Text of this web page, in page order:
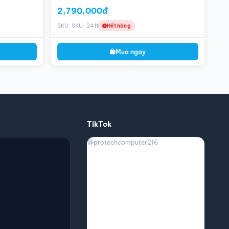
2,790,000đ
SKU: SKU-2411 Hết hàng
Mua ngay
TikTok
@protechcomputer216